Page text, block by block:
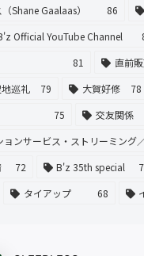
Shane Gaalaas）
86
Official YouTube Channel
81 直前
巡礼
79 大賀好修 78
75 交友関係
ョンサービス・ストリーミング
72 B'z 35th special
タイアップ 68